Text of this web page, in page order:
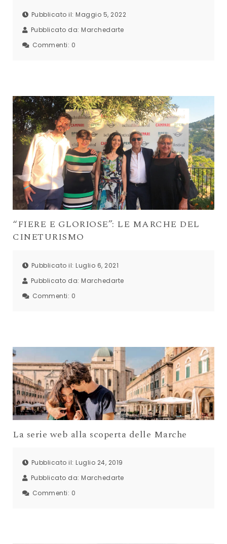
Pubblicato il: Maggio 5, 2022
Pubblicato da: Marchedarte
Commenti: 0
“FIERE E GLORIOSE”: LE MARCHE DEL
CINETURISMO
Pubblicato il: Luglio 6, 2021
Pubblicato da: Marchedarte
Commenti: 0
La serie web alla scoperta delle Marche
Pubblicato il: Luglio 24, 2019
Pubblicato da: Marchedarte
Commenti: 0